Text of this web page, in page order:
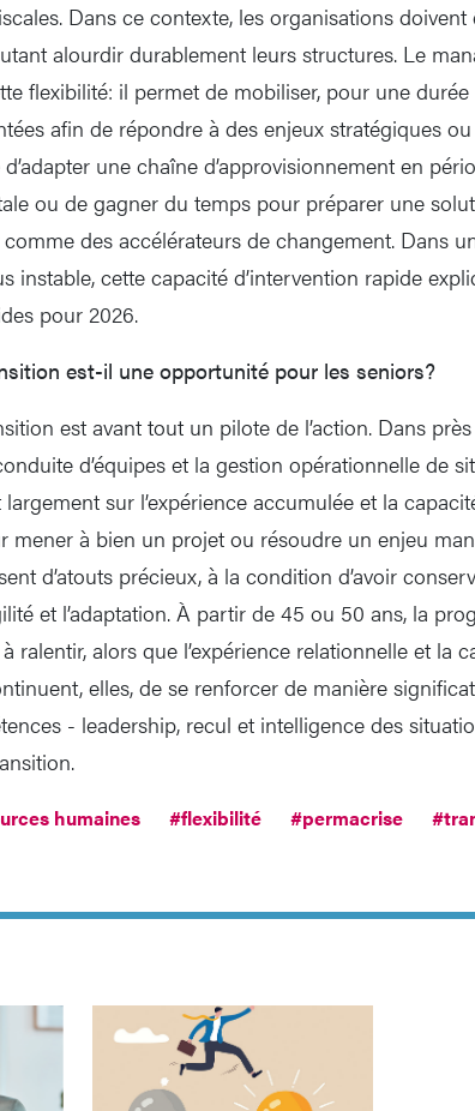
Dans ce contexte, les organisations doivent
alourdir durablement leurs structures. Le
flexibilité: il permet de mobiliser, pour une durée
afin de répondre à des enjeux stratégiques
d’adapter une chaîne d’approvisionnement en
ou de gagner du temps pour préparer une
des accélérateurs de changement. Dans
instable, cette capacité d’intervention rapide
pour 2026.
est-il une opportunité pour les seniors?
est avant tout un pilote de l’action. Dans
d’équipes et la gestion opérationnelle de
sur l’expérience accumulée et la
mener à bien un projet ou résoudre un enjeu
d’atouts précieux, à la condition d’avoir
et l’adaptation. À partir de 45 ou 50 ans, la
ralentir, alors que l’expérience relationnelle et la
elles, de se renforcer de manière
- leadership, recul et intelligence des
humaines #flexibilité #permacrise